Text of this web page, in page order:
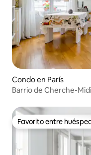
Condo en París
Barrio de Cherche-
Favorito entre
Favorito entre